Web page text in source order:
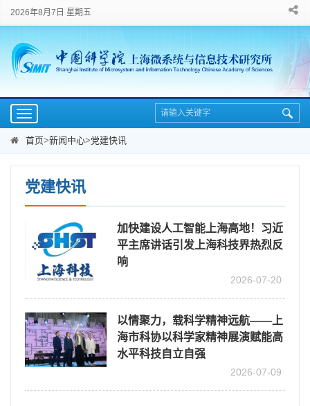
2026年8月7日 星期五
Toggle
navigation
首页>新闻中心>党建快讯
党建快讯
加快建设人工智能上海高地！习近
平主席讲话引发上海科技界热烈反
响
2026-07-20
以情聚力，载科学精神远航——上
海市科协以科学家精神展演赋能高
水平科技自立自强
2026-07-09